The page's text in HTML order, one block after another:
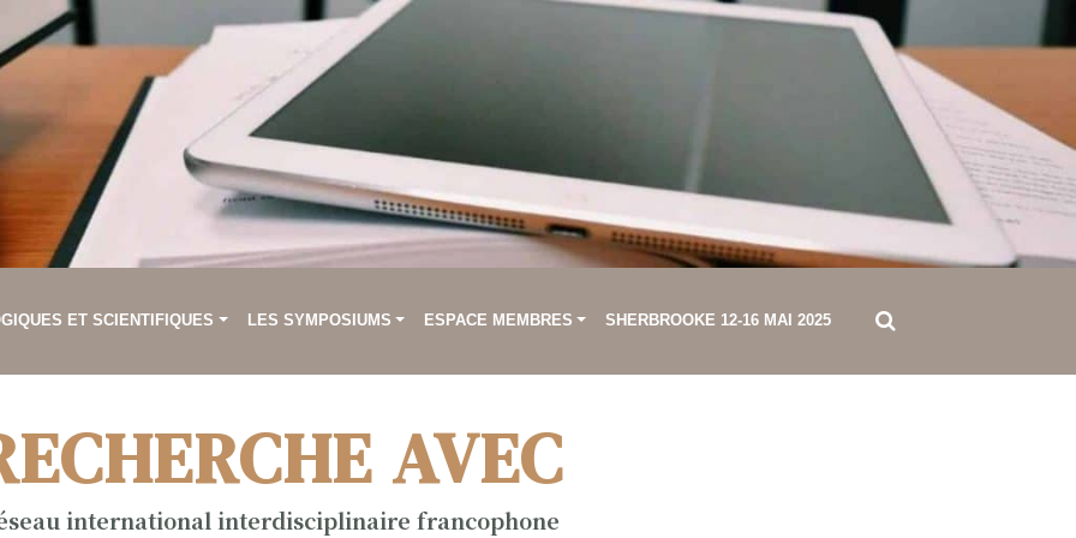
ET SCIENTIFIQUES LES SYMPOSIUMS ESPACE MEMBRES SHERBROOKE 12-16 MAI 2025
AVEC
international interdisciplinaire francophone